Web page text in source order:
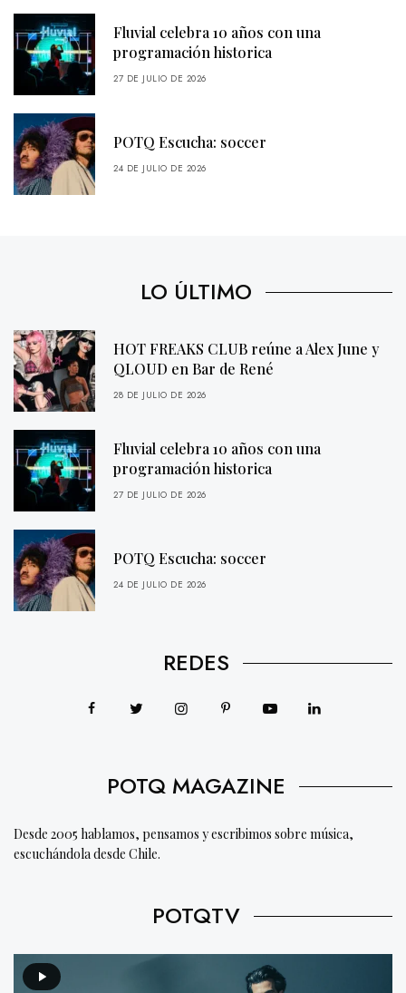
Fluvial celebra 10 años con una
programación historica
27 DE JULIO DE 2026
POTQ Escucha: soccer
24 DE JULIO DE 2026
LO ÚLTIMO
HOT FREAKS CLUB reúne a Alex June y
QLOUD en Bar de René
28 DE JULIO DE 2026
Fluvial celebra 10 años con una
programación historica
27 DE JULIO DE 2026
POTQ Escucha: soccer
24 DE JULIO DE 2026
REDES
POTQ MAGAZINE
Desde 2005 hablamos, pensamos y escribimos sobre música,
escuchándola desde Chile.
POTQTV